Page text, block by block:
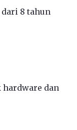
8 tahun
hardware dan